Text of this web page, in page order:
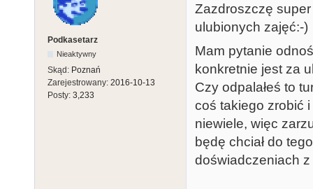
Podkasetarz
Nieaktywny
Skąd: Poznań
Zarejestrowany: 2016-10-13
Posty: 3,233
Zazdroszczę
ulubionych zajęć:-)
Mam pytanie
konkretnie jest za
Czy odpalałeś to
coś takiego zrobić i
niewiele, więc
będę chciał do
doświadczeniach z